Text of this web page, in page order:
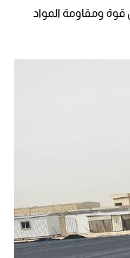
قوة ومقاومة المواد